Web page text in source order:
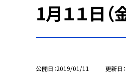
1月１１日（
公開日 2019/01/11 更新日